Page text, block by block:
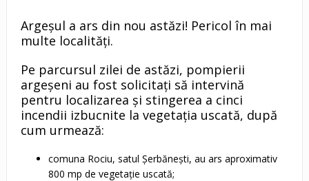
Argeșul a ars din nou astăzi! Pericol în mai
multe localități.
Pe parcursul zilei de astăzi, pompierii
argeșeni au fost solicitați să intervină
pentru localizarea și stingerea a cinci
incendii izbucnite la vegetația uscată, după
cum urmează:
comuna Rociu, satul Șerbănești, au ars aproximativ
800 mp de vegetație uscată;